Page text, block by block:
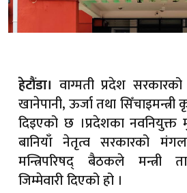
हेटौंडा।वाग्मती प्रदेश सरकारको
खानेपानी, ऊर्जा तथा
दिइएको छ ।प्रदेशका नवनियुक्त
बानियाँ नेतृत्व सरकारको
मन्त्रिपरिषद् बैठकले मन्त्री
जिम्मेवारी दिएको हो ।